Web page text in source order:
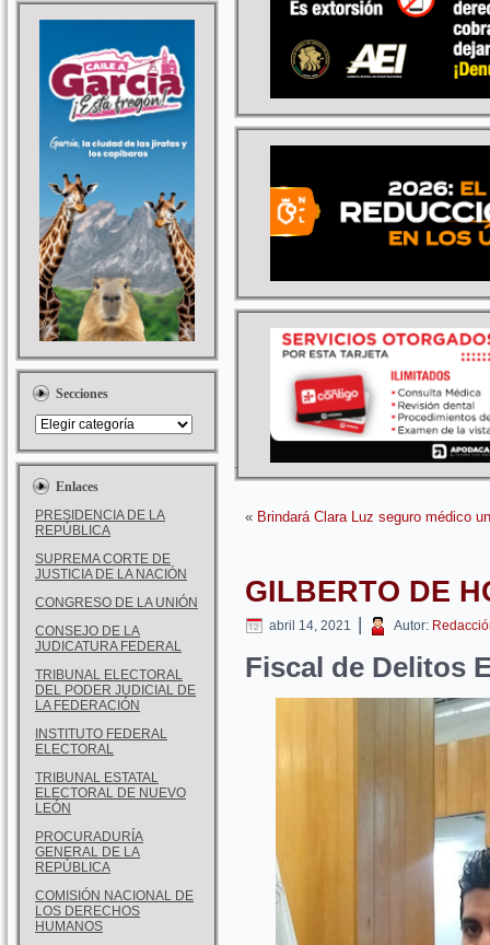
Secciones
Enlaces
PRESIDENCIA DE LA
REPÚBLICA
SUPREMA CORTE DE
JUSTICIA DE LA NACIÓN
CONGRESO DE LA UNIÓN
CONSEJO DE LA
JUDICATURA FEDERAL
TRIBUNAL ELECTORAL
DEL PODER JUDICIAL DE
LA FEDERACIÓN
INSTITUTO FEDERAL
ELECTORAL
TRIBUNAL ESTATAL
ELECTORAL DE NUEVO
LEÓN
PROCURADURÍA
GENERAL DE LA
REPÚBLICA
COMISIÓN NACIONAL DE
LOS DERECHOS
HUMANOS
« Brindará Clara Luz seguro médico
GILBERTO DE
abril 14, 2021 | Autor:
Fiscal de Delitos